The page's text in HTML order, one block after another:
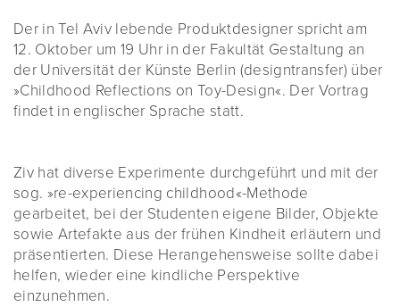
Der in Tel Aviv lebende Produktdesigner spricht am
12. Oktober um 19 Uhr in der Fakultät Gestaltung an
der Universität der Künste Berlin (designtransfer) über
»Childhood Reflections on Toy-Design«. Der Vortrag
findet in englischer Sprache statt.
Ziv hat diverse Experimente durchgeführt und mit der
sog. »re-experiencing childhood«-Methode
gearbeitet, bei der Studenten eigene Bilder, Objekte
sowie Artefakte aus der frühen Kindheit erläutern und
präsentierten. Diese Herangehensweise sollte dabei
helfen, wieder eine kindliche Perspektive
einzunehmen.